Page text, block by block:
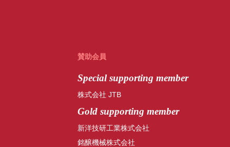
賛助会員
Specialsupporting member
株式会社 JTB
Gold supporting member
新洋技研工業株式会社
銘醸機械株式会社